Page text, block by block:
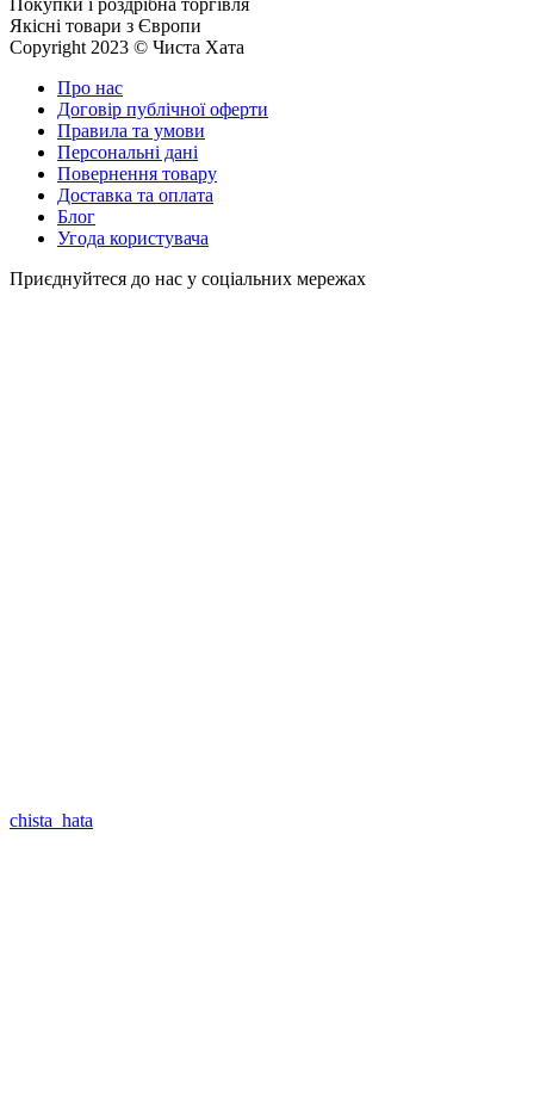
Покупки і роздрібна торгівля
Якісні товари з Європи
Copyright 2023 © Чиста Хата
Про нас
Договір публічної оферти
Правила та умови
Персональні дані
Повернення товару
Доставка та оплата
Блог
Угода користувача
Приєднуйтеся до нас у соціальних мережах
chista_hata